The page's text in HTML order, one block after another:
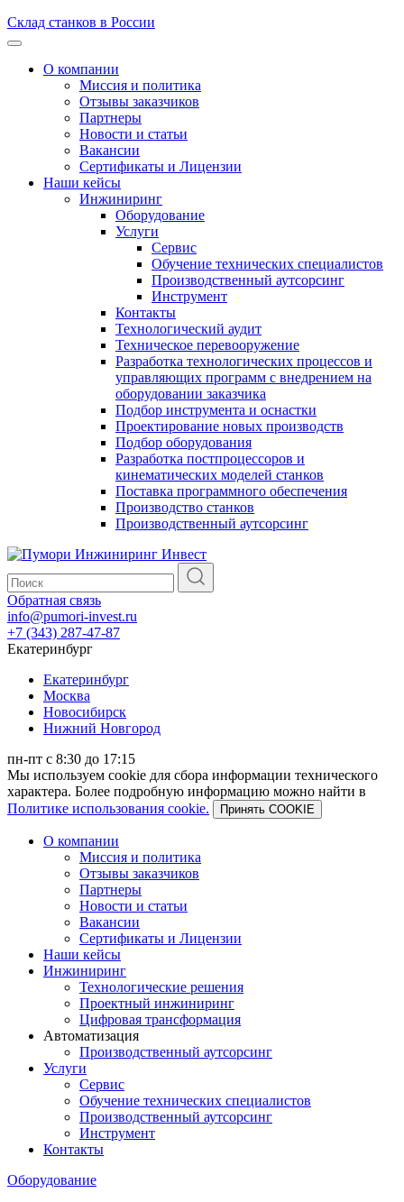
Склад станков в России
О компании
Миссия и политика
Отзывы заказчиков
Партнеры
Новости и статьи
Вакансии
Сертификаты и Лицензии
Наши кейсы
Инжиниринг
Оборудование
Услуги
Сервис
Обучение технических специалистов
Производственный аутсорсинг
Инструмент
Контакты
Технологический аудит
Техническое перевооружение
Разработка технологических процессов и
управляющих программ с внедрением на
оборудовании заказчика
Подбор инструмента и оснастки
Проектирование новых производств
Подбор оборудования
Разработка постпроцессоров и
кинематических моделей станков
Поставка программного обеспечения
Производство станков
Производственный аутсорсинг
Обратная связь
info@pumori-invest.ru
+7 (343) 287-47-87
Екатеринбург
Екатеринбург
Москва
Новосибирск
Нижний Новгород
пн-пт с 8:30 до 17:15
Мы используем cookie для сбора информации технического
характера. Более подробную информацию можно найти в
Политике использования cookie.
Принять COOKIE
О компании
Миссия и политика
Отзывы заказчиков
Партнеры
Новости и статьи
Вакансии
Сертификаты и Лицензии
Наши кейсы
Инжиниринг
Технологические решения
Проектный инжиниринг
Цифровая трансформация
Автоматизация
Производственный аутсорсинг
Услуги
Сервис
Обучение технических специалистов
Производственный аутсорсинг
Инструмент
Контакты
Оборудование